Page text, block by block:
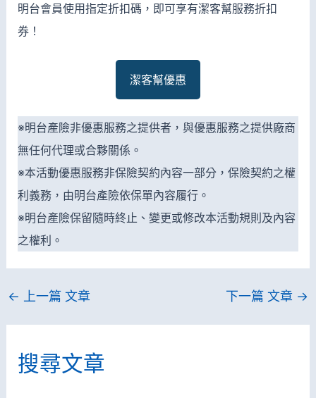
明台會員使用指定折扣碼，即可享有潔客幫服務折扣
券！
潔客幫優惠
※明台產險非優惠服務之提供者，與優惠服務之提供廠商
無任何代理或合夥關係。
※本活動優惠服務非保險契約內容一部分，保險契約之權
利義務，由明台產險依保單內容履行。
※明台產險保留隨時終止、變更或修改本活動規則及內容
之權利。
← 上一篇 文章 下一篇 文章 →
搜尋文章